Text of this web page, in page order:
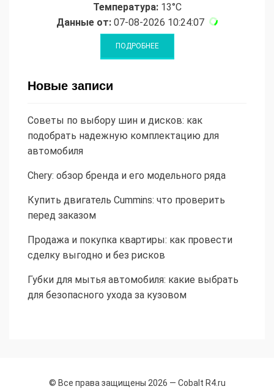
Температура:13°C
Данные от: 07-08-2026 10:24:07
Новые записи
Советы по выбору шин и дисков: как
подобрать надежную комплектацию для
автомобиля
Chery: обзор бренда и его модельного ряда
Купить двигатель Cummins: что проверить
перед заказом
Продажа и покупка квартиры: как провести
сделку выгодно и без рисков
Губки для мытья автомобиля: какие выбрать
для безопасного ухода за кузовом
© Все права защищены 2026 — Cobalt R4.ru